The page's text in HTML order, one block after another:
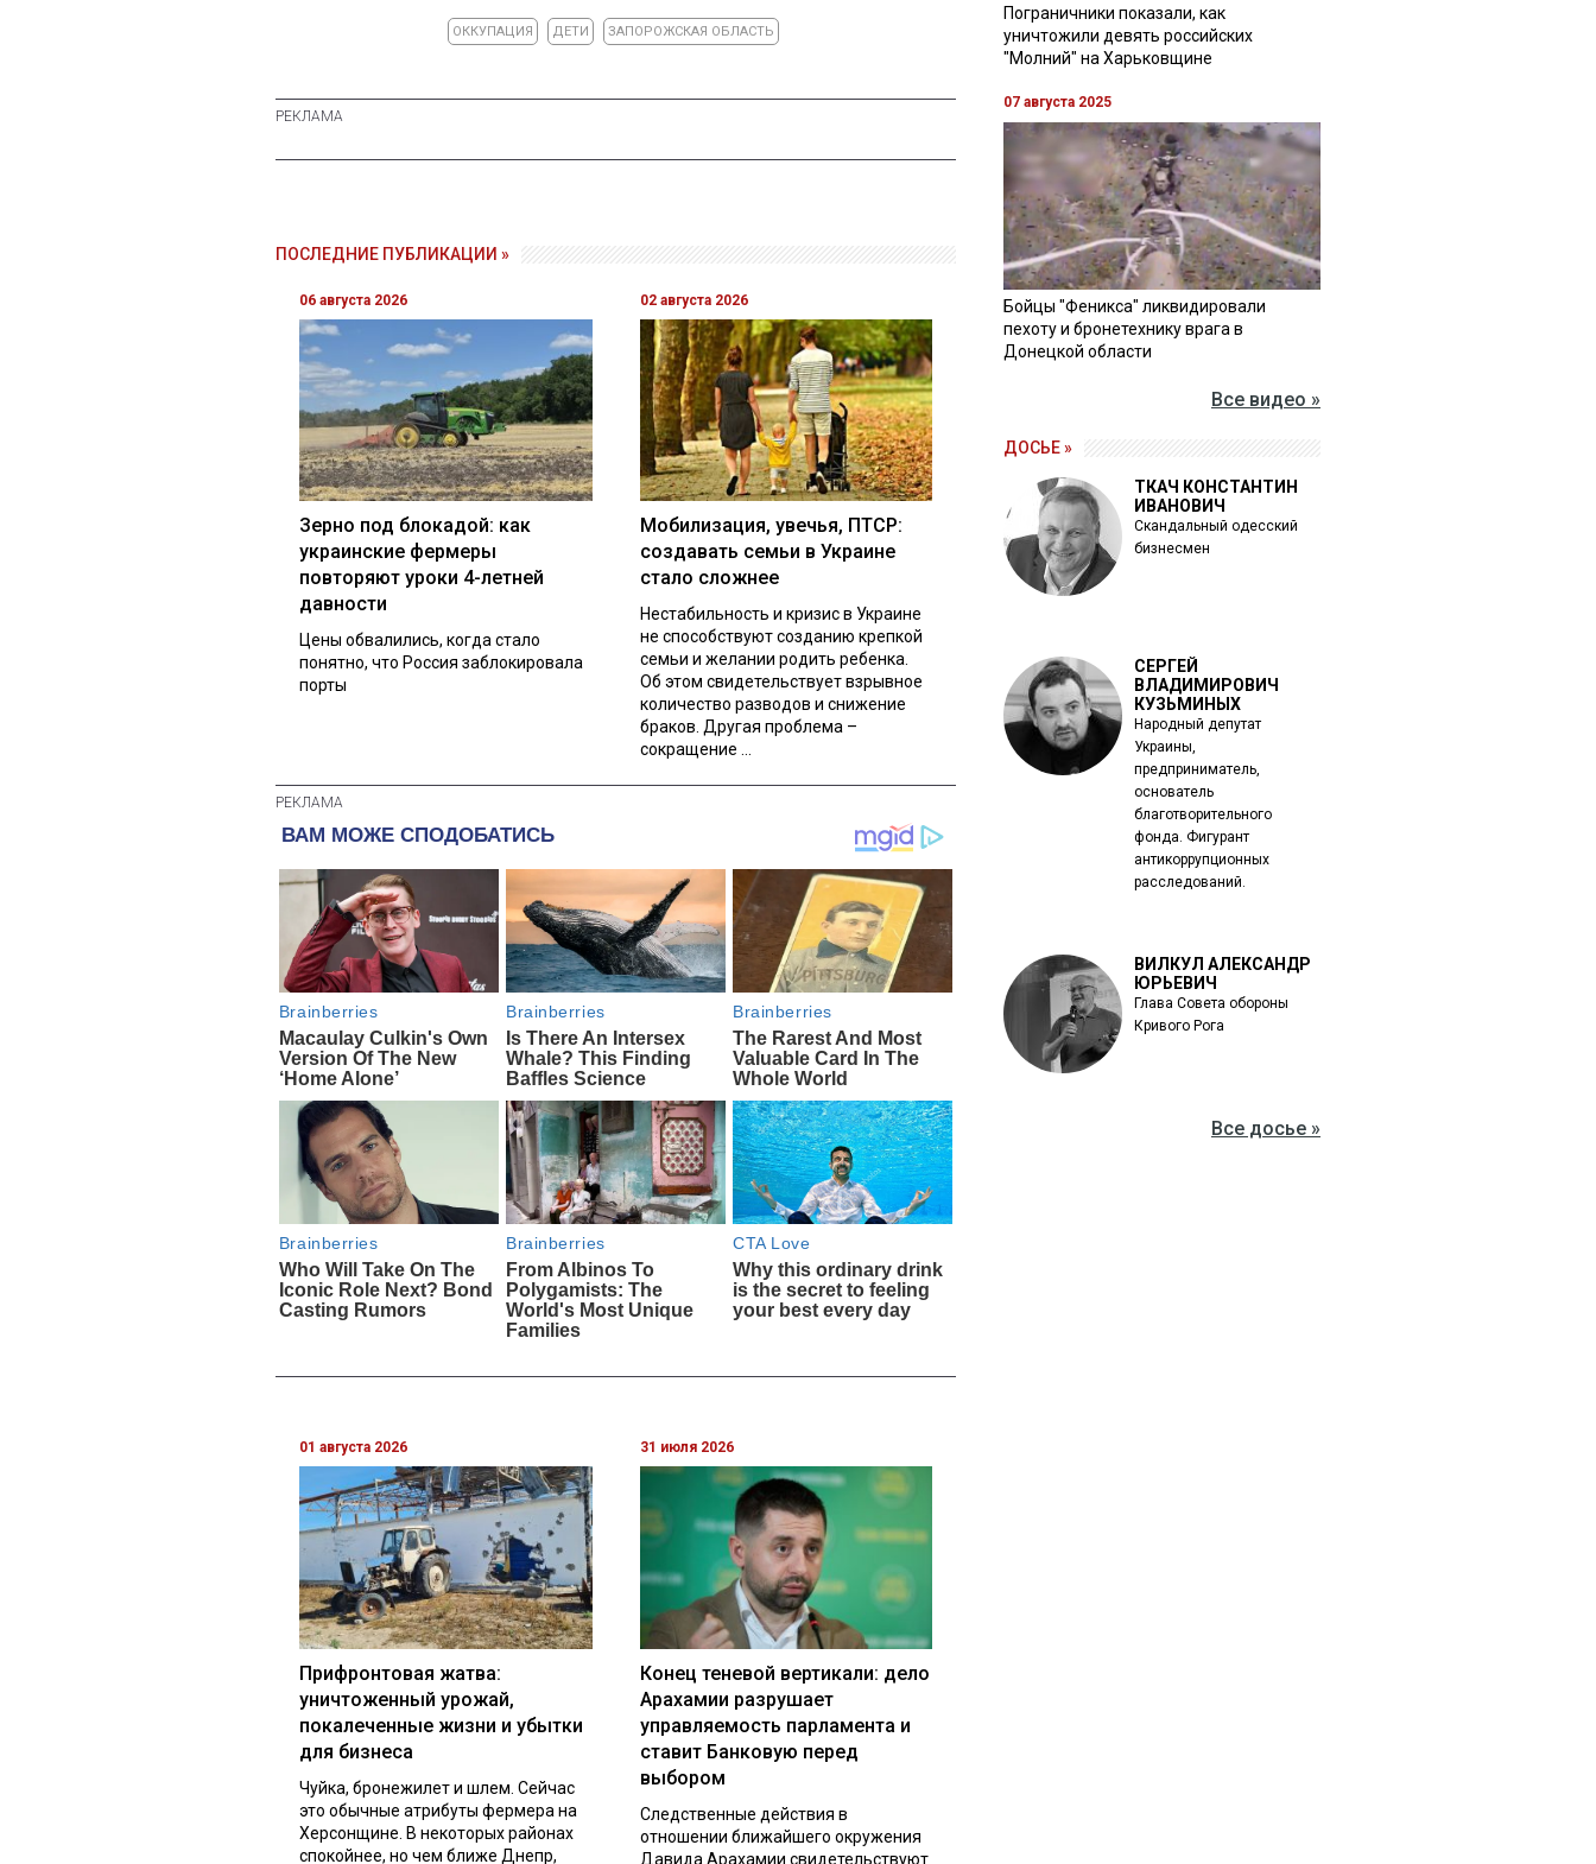
ОККУПАЦИЯ ДЕТИ ЗАПОРОЖСКАЯ ОБЛАСТЬ
ПОСЛЕДНИЕ ПУБЛИКАЦИИ »
06 августа 2026
Зерно под блокадой: как
украинские фермеры
повторяют уроки 4-летней
давности
Цены обвалились, когда стало
понятно, что Россия заблокировала
порты
02 августа 2026
Мобилизация, увечья, ПТСР:
создавать семьи в Украине
стало сложнее
Нестабильность и кризис в Украине
не способствуют созданию крепкой
семьи и желании родить ребенка.
Об этом свидетельствует взрывное
количество разводов и снижение
браков. Другая проблема –
сокращение ...
01 августа 2026
Прифронтовая жатва:
уничтоженный урожай,
покалеченные жизни и убытки
для бизнеса
Чуйка, бронежилет и шлем. Сейчас
это обычные атрибуты фермера на
Херсонщине. В некоторых районах
спокойнее, но чем ближе Днепр,
31 июля 2026
Конец теневой вертикали: дело
Арахамии разрушает
управляемость парламента и
ставит Банковую перед
выбором
Следственные действия в
отношении ближайшего окружения
Давида Арахамии свидетельствуют
Пограничники показали, как
уничтожили девять российских
"Молний" на Харьковщине
07 августа 2025
Бойцы "Феникса" ликвидировали
пехоту и бронетехнику врага в
Донецкой области
Все видео »
ДОСЬЕ »
ТКАЧ КОНСТАНТИН
ИВАНОВИЧ
Скандальный одесский
бизнесмен
СЕРГЕЙ
ВЛАДИМИРОВИЧ
КУЗЬМИНЫХ
Народный депутат
Украины,
предприниматель,
основатель
благотворительного
фонда. Фигурант
антикоррупционных
расследований.
ВИЛКУЛ АЛЕКСАНДР
ЮРЬЕВИЧ
Глава Совета обороны
Кривого Рога
Все досье »